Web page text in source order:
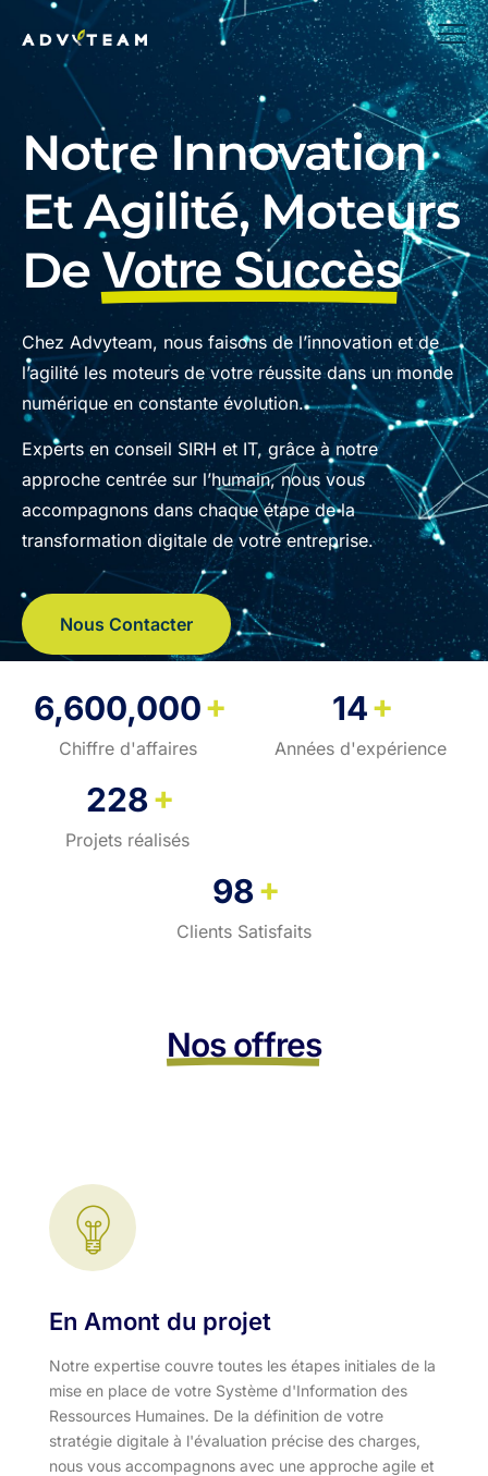
Notre Innovation
Et Agilité, Moteurs
De Votre Succès
Chez Advyteam, nous faisons de l’innovation et de
l’agilité les moteurs de votre réussite dans un monde
numérique en constante évolution.
Experts en conseil SIRH et IT, grâce à notre
approche centrée sur l’humain, nous vous
accompagnons dans chaque étape de la
transformation digitale de votre entreprise.
Nous Contacter
6,600,000+
Chiffre d'affaires
14+
Années d'expérience
228+
Projets réalisés
98+
Clients Satisfaits
Nos offres
En Amont du projet
Notre expertise couvre toutes les étapes initiales de la
mise en place de votre Système d'Information des
Ressources Humaines. De la définition de votre
stratégie digitale à l'évaluation précise des charges,
nous vous accompagnons avec une approche agile et